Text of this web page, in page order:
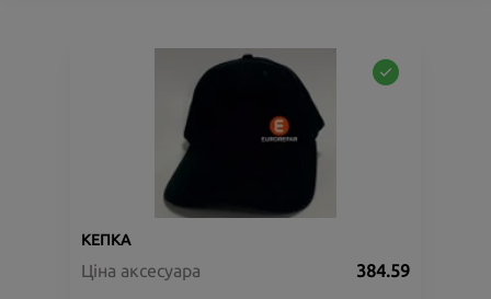
КЕПКА
Ціна аксесуара 384.59